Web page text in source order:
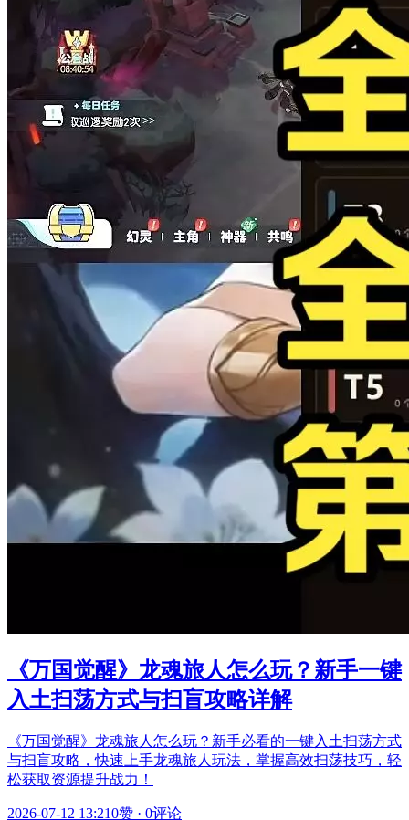
《万国觉醒》龙魂旅人怎么玩？新手一键
入土扫荡方式与扫盲攻略详解
《万国觉醒》龙魂旅人怎么玩？新手必看的一键入土扫荡方式
与扫盲攻略，快速上手龙魂旅人玩法，掌握高效扫荡技巧，轻
松获取资源提升战力！
2026-07-12 13:210赞 · 0评论